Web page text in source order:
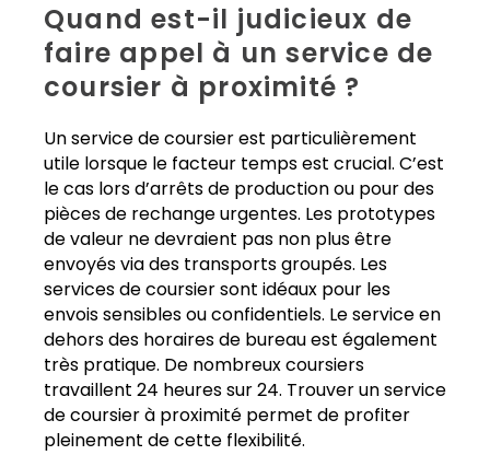
Quand est-il judicieux de
faire appel à un service de
coursier à proximité ?
Un service de coursier est particulièrement
utile lorsque le facteur temps est crucial. C’est
le cas lors d’arrêts de production ou pour des
pièces de rechange urgentes. Les prototypes
de valeur ne devraient pas non plus être
envoyés via des transports groupés. Les
services de coursier sont idéaux pour les
envois sensibles ou confidentiels. Le service en
dehors des horaires de bureau est également
très pratique. De nombreux coursiers
travaillent 24 heures sur 24. Trouver un service
de coursier à proximité permet de profiter
pleinement de cette flexibilité.